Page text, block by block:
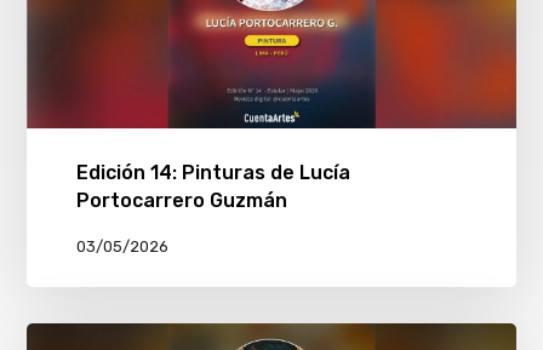
Edición 14: Pinturas de Lucía
Portocarrero Guzmán
03/05/2026